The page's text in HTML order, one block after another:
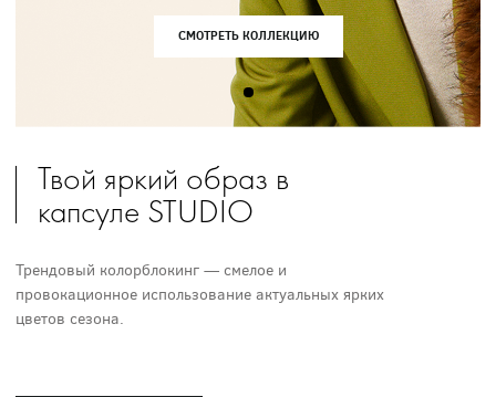
СМОТРЕТЬ КОЛЛЕКЦИЮ
Твой яркий образ в
капсуле STUDIO
Трендовый колорблокинг — смелое и
провокационное использование актуальных ярких
цветов сезона.